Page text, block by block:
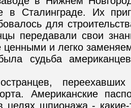
в Сталинграде. Их
для
передавали свои
ценными и легко
судьба
Американские
целях шпионажа -